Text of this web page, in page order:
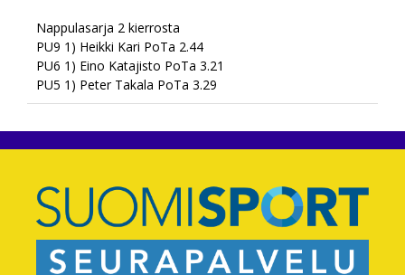
Nappulasarja 2 kierrosta
PU9 1) Heikki Kari PoTa 2.44
PU6 1) Eino Katajisto PoTa 3.21
PU5 1) Peter Takala PoTa 3.29